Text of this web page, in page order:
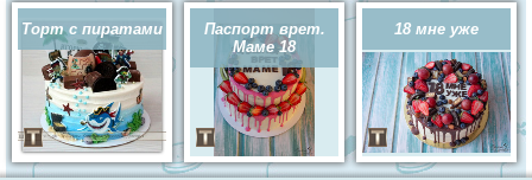
Торт с пиратами
Паспорт врет.
Маме 18
18 мне уже